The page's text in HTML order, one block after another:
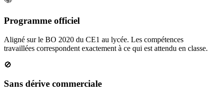
Programme officiel
Aligné sur le BO 2020 du CE1 au lycée. Les compétences
travaillées correspondent exactement à ce qui est attendu en classe.
🚫
Sans dérive commerciale